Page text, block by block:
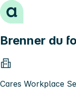
Hopp til innhold
Brenner du
Cares Workplace